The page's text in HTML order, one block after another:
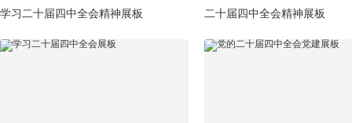
学习二十届四中全会精神展板 二十届四中全会精神展板